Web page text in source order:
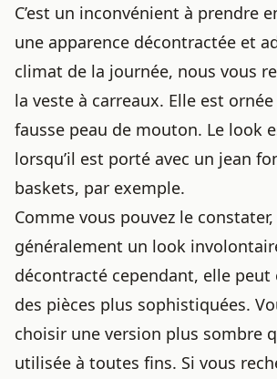
C’est un inconvénient à prendre
une apparence décontractée et
climat de la journée, nous vous
la veste à carreaux. Elle est ornée
fausse peau de mouton. Le look
lorsqu’il est porté avec un jean
baskets, par exemple.
Comme vous pouvez le
généralement un look
décontracté cependant, elle peut
des pièces plus sophistiquées.
choisir une version plus sombre
utilisée à toutes fins. Si vous